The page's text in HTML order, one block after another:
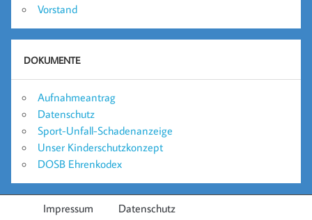
Vorstand
DOKUMENTE
Aufnahmeantrag
Datenschutz
Sport-Unfall-Schadenanzeige
Unser Kinderschutzkonzept
DOSB Ehrenkodex
Impressum Datenschutz